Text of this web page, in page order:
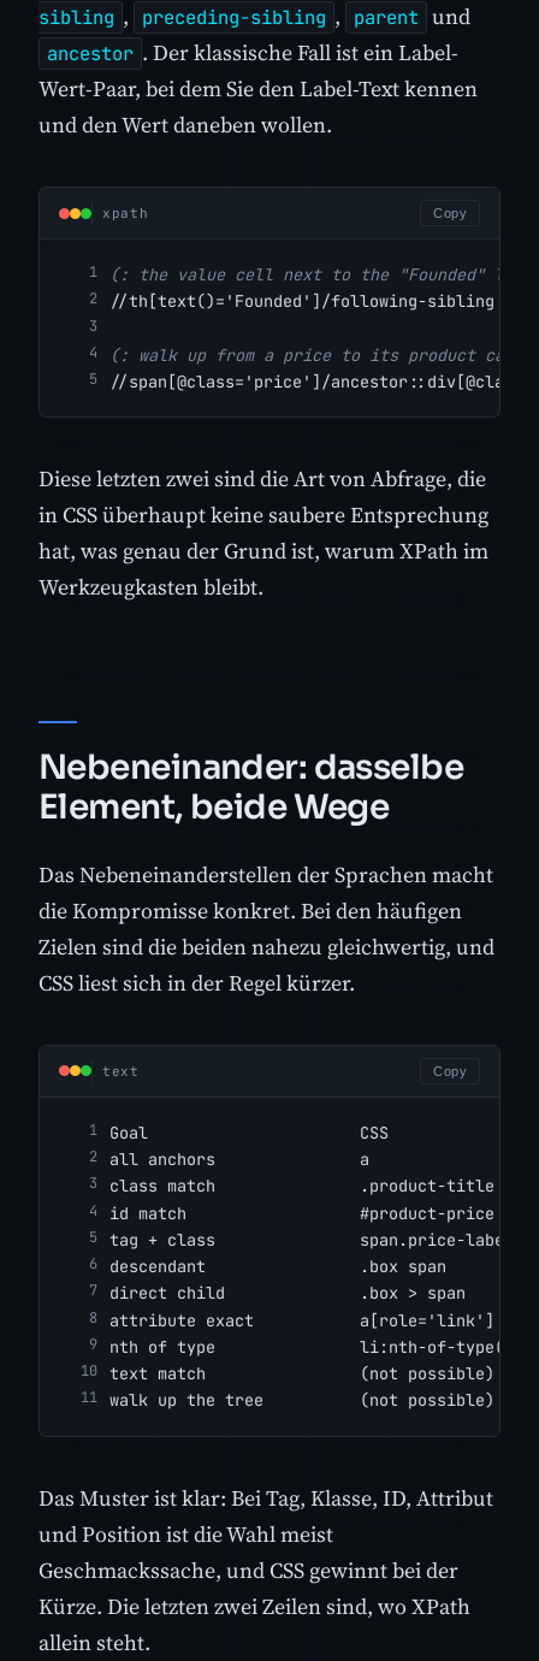
sibling , preceding-sibling , parent und
ancestor . Der klassische Fall ist ein Label-
Wert-Paar, bei dem Sie den Label-Text kennen
und den Wert daneben wollen.
xpath Copy
(: the value cell next to the "Founded"
//th[text()='Founded']/following-sibling::td
(: walk up from a price to its product card
//span[@class='price']/
Diese letzten zwei sind die Art von Abfrage, die
in CSS überhaupt keine saubere Entsprechung
hat, was genau der Grund ist, warum XPath im
Werkzeugkasten bleibt.
Nebeneinander: dasselbe
Element, beide Wege
Das Nebeneinanderstellen der Sprachen macht
die Kompromisse konkret. Bei den häufigen
Zielen sind die beiden nahezu gleichwertig, und
CSS liest sich in der Regel kürzer.
text Copy
Goal                      CSS
all anchors               a
class match               .product-title
id match                  #product-price
tag + class               span.price-label
descendant                .box span
direct child              .box > span
attribute exact           a[role='link']
nth of type               li:nth-of-
text match                (not possible)
walk up the tree          (not possible)
Das Muster ist klar: Bei Tag, Klasse, ID, Attribut
und Position ist die Wahl meist
Geschmackssache, und CSS gewinnt bei der
Kürze. Die letzten zwei Zeilen sind, wo XPath
allein steht.